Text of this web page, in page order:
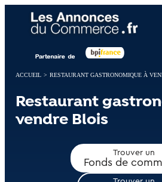
ACCUEIL > RESTAURANT GASTRONOMIQUE À
Restaurant
vendre Blois
Trouver un
Fonds de
Panneau de gestion des cookies